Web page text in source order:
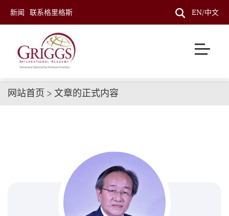
新闻 联系格里格斯 EN/中文
网站首页 > 文章的正式内容